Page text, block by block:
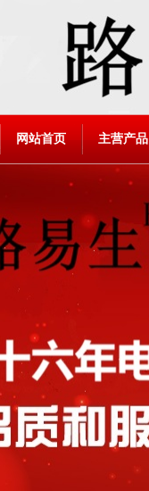
网站首页 主营产品